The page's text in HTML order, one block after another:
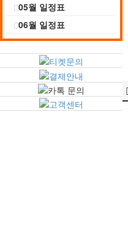
05월 일정표
06월 일정표